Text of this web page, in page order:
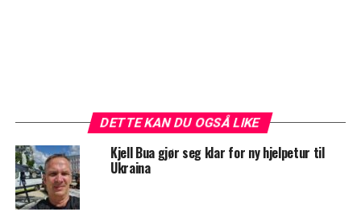
DETTE KAN DU OGSÅ LIKE
Kjell Bua gjør seg klar for ny hjelpetur til
Ukraina